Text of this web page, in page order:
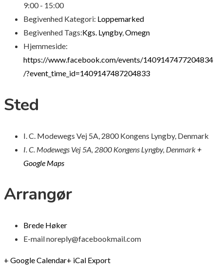
9:00 - 15:00
Begivenhed Kategori: Loppemarked
Begivenhed Tags:Kgs. Lyngby,Omegn
Hjemmeside:
https://www.facebook.com/events/1409147477204834
/?event_time_id=1409147487204833
Sted
I. C. Modewegs Vej 5A, 2800 Kongens Lyngby, Denmark
I. C. Modewegs Vej 5A, 2800 Kongens Lyngby, Denmark +
Google Maps
Arrangør
Brede Høker
E-mailnoreply@facebookmail.com
+ Google Calendar+ iCal Export